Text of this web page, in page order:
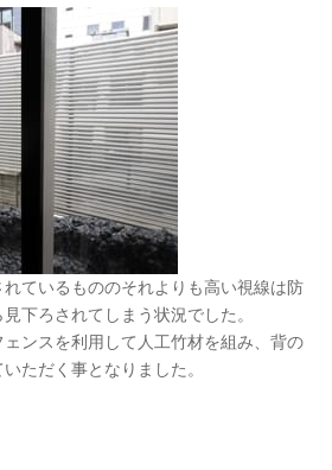
ているもののそれよりも高い視線は防
下ろされてしまう状況でした。
ンスを利用して人工竹材を組み、背の
ただく事となりました。